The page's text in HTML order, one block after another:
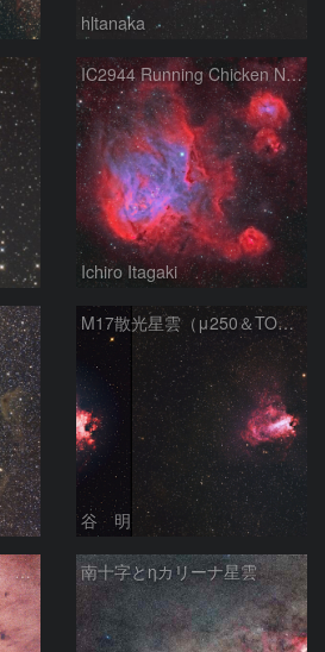
hltanaka
IC2944 Running Chicken Nebula
Ichiro Itagaki
M17散光星雲（μ250＆TOA130）
谷 明
さそり座の尾付近の空域 260718 南十字とηカリーナ星雲